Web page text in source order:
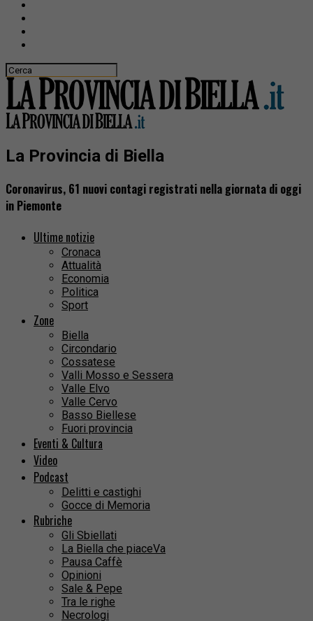
La Provincia di Biella
Coronavirus, 61 nuovi contagi registrati nella giornata di oggi
in Piemonte
Ultime notizie
Cronaca
Attualità
Economia
Politica
Sport
Zone
Biella
Circondario
Cossatese
Valli Mosso e Sessera
Valle Elvo
Valle Cervo
Basso Biellese
Fuori provincia
Eventi & Cultura
Video
Podcast
Delitti e castighi
Gocce di Memoria
Rubriche
Gli Sbiellati
La Biella che piaceVa
Pausa Caffè
Opinioni
Sale & Pepe
Tra le righe
Necrologi